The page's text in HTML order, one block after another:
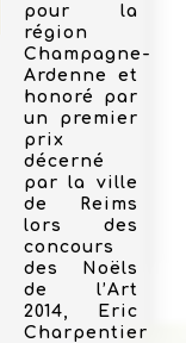
pour la
région
Champagne-
Ardenne et
honoré par
un premier
prix
décerné
par la ville
de Reims
lors des
concours
des Noëls
de l’Art
2014, Eric
Charpentier